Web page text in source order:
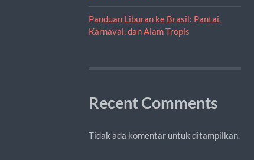
Panduan Liburan ke Brasil: Pantai,
Karnaval, dan Alam Tropis
Recent Comments
Tidak ada komentar untuk ditampilkan.